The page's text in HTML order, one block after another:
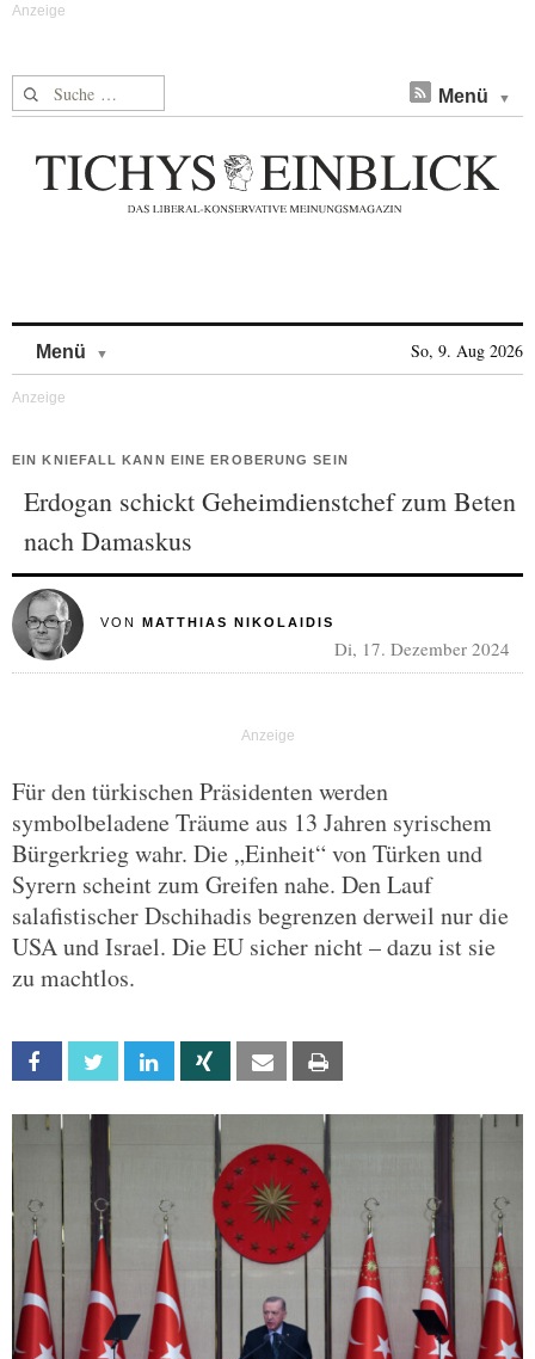
Suche nach: Menü
Menü So, 9. Aug 2026
EIN KNIEFALL KANN EINE EROBERUNG SEIN
Erdogan schickt Geheimdienstchef zum Beten
nach Damaskus
VON MATTHIAS NIKOLAIDIS
Di, 17. Dezember 2024
Für den türkischen Präsidenten werden
symbolbeladene Träume aus 13 Jahren syrischem
Bürgerkrieg wahr. Die „Einheit“ von Türken und
Syrern scheint zum Greifen nahe. Den Lauf
salafistischer Dschihadis begrenzen derweil nur die
USA und Israel. Die EU sicher nicht – dazu ist sie
zu machtlos.
Facebook Twitter Linkedin Xing Email